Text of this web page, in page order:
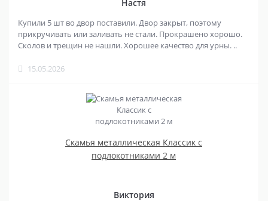
Настя
Купили 5 шт во двор поставили. Двор закрыт, поэтому
прикручивать или заливать не стали. Прокрашено хорошо.
Сколов и трещин не нашли. Хорошее качество для урны. ..
15.05.2026
Скамья металлическая Классик с
подлокотниками 2 м
Виктория